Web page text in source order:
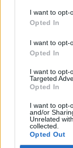
I want to opt-
Opted In
I want to opt-
Opted In
I want to opt-
Targeted
Opted In
I want to opt-
and/or
Unrelated
collected.
Opted Out
Agnieszka Waś-
Reklama